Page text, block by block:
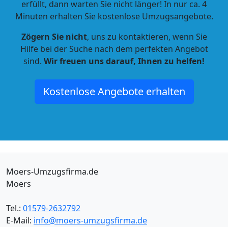
erfüllt, dann warten Sie nicht länger! In nur ca. 4
Minuten erhalten Sie kostenlose Umzugsangebote.
Zögern Sie nicht, uns zu kontaktieren, wenn Sie
Hilfe bei der Suche nach dem perfekten Angebot
sind. Wir freuen uns darauf, Ihnen zu helfen!
Kostenlose Angebote erhalten
Moers-Umzugsfirma.de
Moers
Tel.: 01579-2632792
E-Mail: info@moers-umzugsfirma.de